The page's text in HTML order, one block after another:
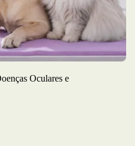
Oculares e